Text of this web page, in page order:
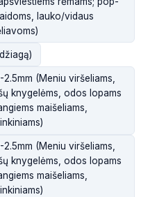
lauko/vidaus
(Meniu viršeliams,
knygelėms, odos lopams
maišeliams,
(Meniu viršeliams,
knygelėms, odos lopams
maišeliams,